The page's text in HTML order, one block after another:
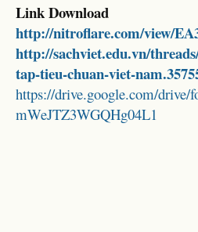
Link Download
http://nitroflare.com/view/
http://sachviet.edu.vn/
tap-tieu-chuan-viet-
https://drive.google.com/drive/
mWeJTZ3WGQHg04L1